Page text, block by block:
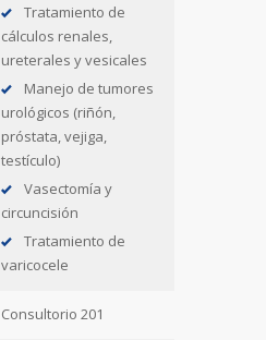
Tratamiento de
cálculos renales,
ureterales y vesicales
Manejo de tumores
urológicos (riñón,
próstata, vejiga,
testículo)
Vasectomía y
circuncisión
Tratamiento de
varicocele
Consultorio 201